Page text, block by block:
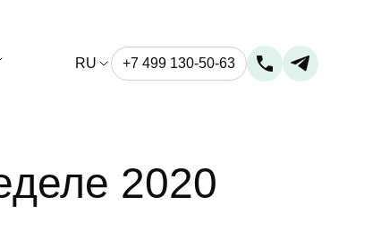
RU +7 499 130-50-63
2020